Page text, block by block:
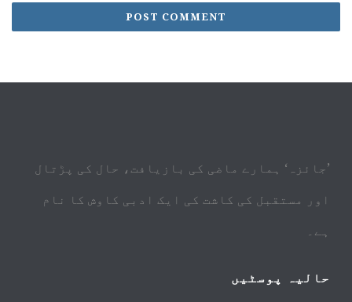
’جائزہ‘ ہمارے ماضی کی بازیافت، حال کی پڑتال
اور مستقبل کی کاشت کی ایک ادبی کاوش کا نام
ہے۔
حالیہ پوسٹیں